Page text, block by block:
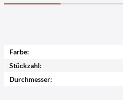
Farbe:
Stückzahl:
Durchmesser: